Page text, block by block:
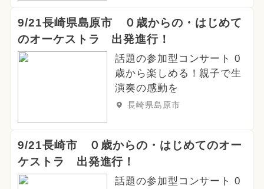
9/21長崎県島原市 ０歳からの・はじめて
のオーケストラ 出発進行！
話題の参加型コンサート 0
歳から楽しめる！親子で生
演奏の感動を
長崎県島原市
9/21長崎市 ０歳からの・はじめてのオー
ケストラ 出発進行！
話題の参加型コンサート 0